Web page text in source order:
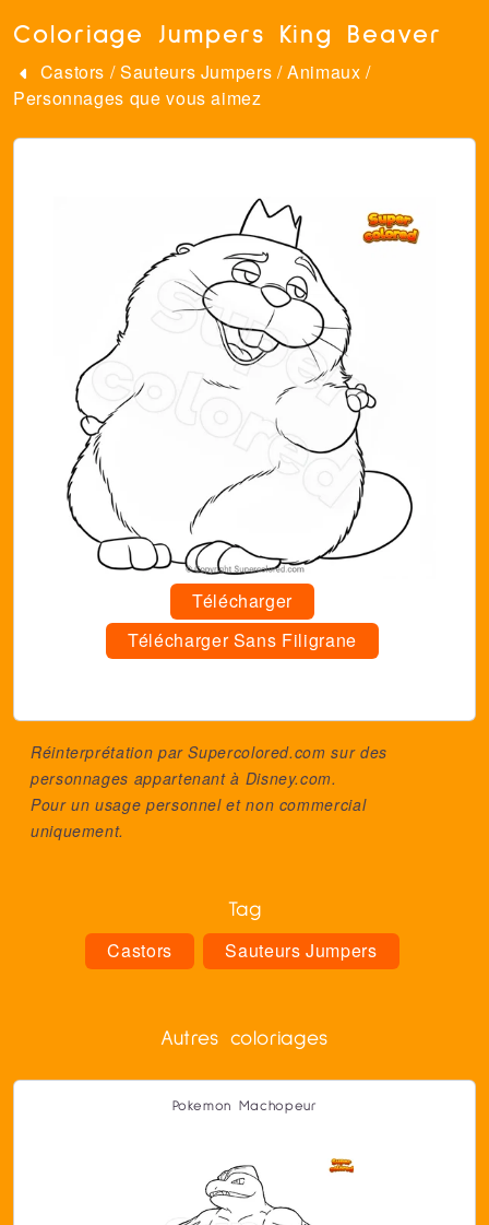
Coloriage Jumpers King Beaver
Castors /Sauteurs Jumpers /Animaux /
Personnages que vous aimez
Télécharger
Télécharger Sans Filigrane
Réinterprétation par Supercolored.com sur des
personnages appartenant à Disney.com.
Pour un usage personnel et non commercial
uniquement.
Tag
Castors Sauteurs Jumpers
Autres coloriages
Pokemon Machopeur